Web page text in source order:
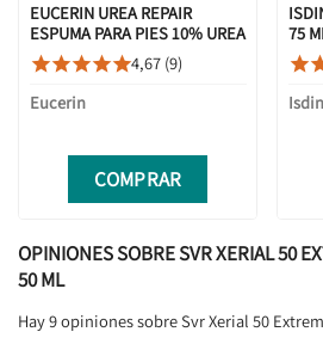
EUCERIN UREA REPAIR
ESPUMA PARA PIES 10% UREA
150ML
4,67 (9)
Eucerin
COMPRAR
75

Isdin
OPINIONES SOBRE SVR XERIAL 50
50 ML
Hay 9 opiniones sobre Svr Xerial 50